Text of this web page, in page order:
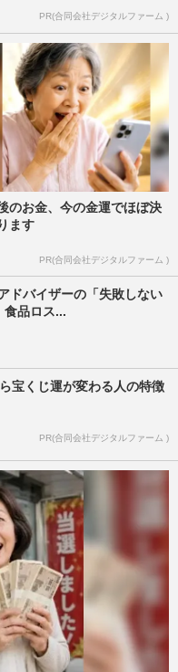
PR(合同会社デジタルファーム )
のお金、今の金運でほぼ決
ます
PR(合同会社デジタルファーム )
ドバイザーの「失敗しない
食品ロス...
宝くじ運が変わる人の特徴
PR(合同会社デジタルファーム )